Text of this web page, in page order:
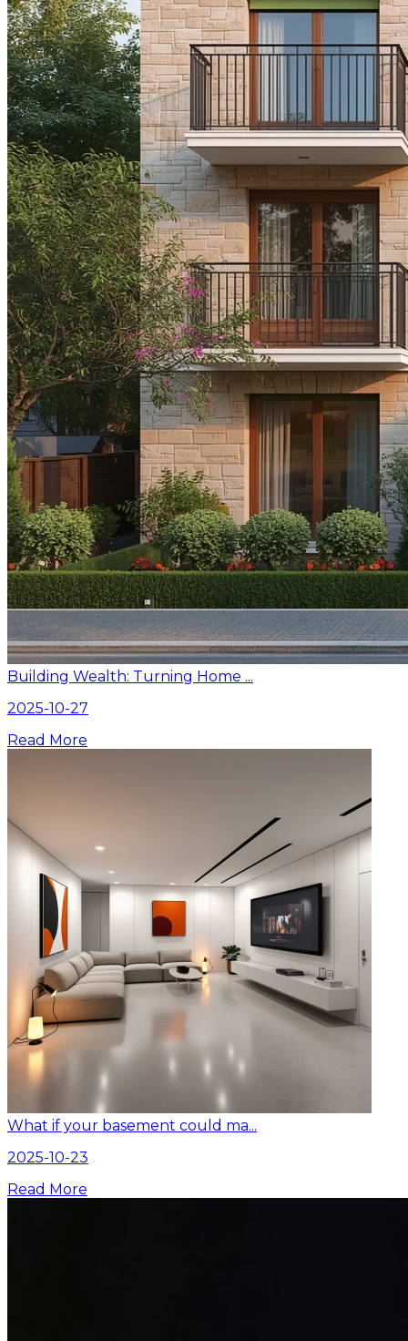
Building Wealth: Turning Home ...
2025-10-27
Read More
What if your basement could ma...
2025-10-23
Read More